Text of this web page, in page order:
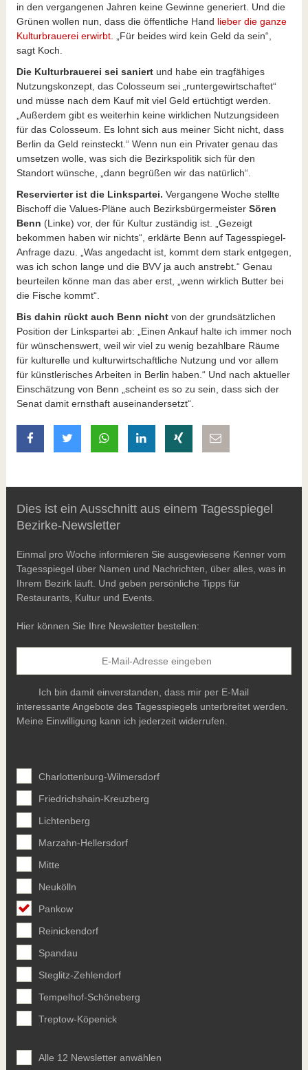
in den vergangenen Jahren keine Gewinne generiert. Und die
Grünen wollen nun, dass die öffentliche Hand lieber die ganze
Kulturbrauerei erwirbt.
„Für beides wird kein Geld da sein“,
sagt Koch.
Die Kulturbrauerei sei saniertund habe ein tragfähiges
Nutzungskonzept, das Colosseum sei „runtergewirtschaftet“
und müsse nach dem Kauf mit viel Geld ertüchtigt werden.
„Außerdem gibt es weiterhin keine wirklichen Nutzungsideen
für das Colosseum. Es lohnt sich aus meiner Sicht nicht, dass
Berlin da Geld reinsteckt.“ Wenn nun ein Privater genau das
umsetzen wolle, was sich die Bezirkspolitik sich für den
Standort wünsche, „dann begrüßen wir das natürlich“.
Reservierter ist die Linkspartei. Vergangene Woche stellte
Bischoff die Values-Pläne auch Bezirksbürgermeister Sören
Benn (Linke) vor, der für Kultur zuständig ist. „Gezeigt
bekommen haben wir nichts“, erklärte Benn auf Tagesspiegel-
Anfrage dazu. „Was angedacht ist, kommt dem stark entgegen,
was ich schon lange und die BVV ja auch anstrebt.“ Genau
beurteilen könne man das aber erst, „wenn wirklich Butter bei
die Fische kommt“.
Bis dahin rückt auch Benn nichtvon der grundsätzlichen
Position der Linkspartei ab: „Einen Ankauf halte ich immer noch
für wünschenswert, weil wir viel zu wenig bezahlbare Räume
für kulturelle und kulturwirtschaftliche Nutzung und vor allem
für künstlerisches Arbeiten in Berlin haben.“ Und nach aktueller
Einschätzung von Benn „scheint es so zu sein, dass sich der
Senat damit ernsthaft auseinandersetzt“.
auf Facebook teilen
auf Twitter teilenmit Whatsapp teilen
auf LinkedIn teilen
auf Xing teilen
Dies ist ein Ausschnitt aus einem Tagesspiegel
Bezirke-Newsletter
Einmal pro Woche informieren Sie ausgewiesene Kenner vom
Tagesspiegel über Namen und Nachrichten, über alles, was in
Ihrem Bezirk läuft. Und geben persönliche Tipps für
Restaurants, Kultur und Events.
Hier können Sie Ihre Newsletter bestellen:
Ich bin damit einverstanden, dass mir per E-Mail
interessante Angebote des Tagesspiegels unterbreitet werden.
Meine Einwilligung kann ich jederzeit widerrufen.
Charlottenburg-Wilmersdorf
Friedrichshain-Kreuzberg
Lichtenberg
Marzahn-Hellersdorf
Mitte
Neukölln
Pankow
Reinickendorf
Spandau
Steglitz-Zehlendorf
Tempelhof-Schöneberg
Treptow-Köpenick
Alle 12 Newsletter anwählen